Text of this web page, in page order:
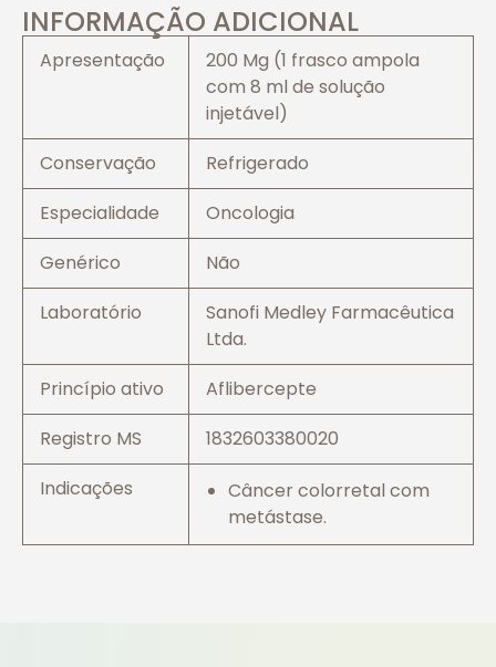
INFORMAÇÃO ADICIONAL
Apresentação
200 Mg (1 frasco ampola
com 8 ml de solução
injetável)
Conservação
Refrigerado
Especialidade
Oncologia
Genérico
Não
Laboratório
Sanofi Medley Farmacêutica
Ltda.
Princípio ativo
Aflibercepte
Registro MS
1832603380020
Indicações
Câncer colorretal com
metástase.